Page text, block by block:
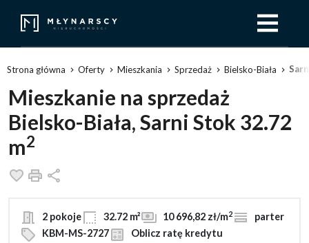
Strona główna Oferty Mieszkania Sprzedaż Bielsko-Biała
Mieszkanie na sprzedaż
Bielsko-Biała, Sarni Stok 32.72
m2
Dodaj do ulubionych
Drukuj
2 pokoje 32.72 m² 10 696,82 zł/m2
parter
KBM-MS-2727
Oblicz ratę kredytu